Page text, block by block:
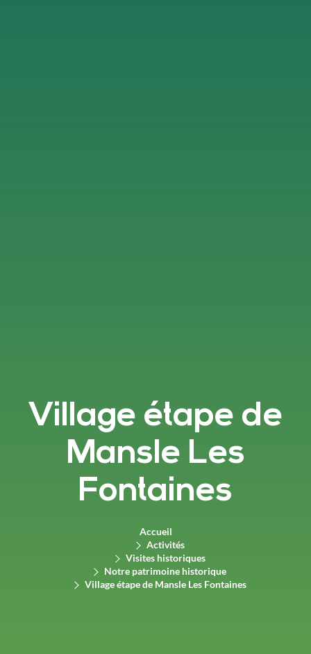
Village étape de
Mansle Les
Fontaines
Accueil
Activités
Visites historiques
Notre patrimoine historique
Village étape de Mansle Les Fontaines